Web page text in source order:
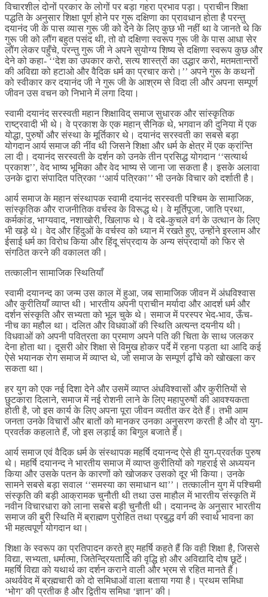
विचारशील दोनों प्रकार के लोगों पर बड़ा गहरा प्रभाव पड़ा। प्राचीन शिक्षा
पद्धति के अनुसार शिक्षा पूर्ण होने पर गुरू दक्षिणा का प्रावधान होता है परन्तु
दयानंद जी के पास व्यास गुरू जी को देने के लिए कुछ भी नहीं था वे जानते थे कि
गुरू जी को लौंग बहुत पसंद थी, तो वो दक्षिणा स्वरूप गुरू जी के पास आधा सेर
लौंग लेकर पहुँचे, परन्तु गुरू जी ने अपने सुयोग्य शिष्य से दक्षिणा स्वरूप कुछ और
देने को कहा- ‘‘देश का उपकार करो, सत्य शास्त्रों का उद्धार करो, मतमतान्तरों
की अविद्या को हटाओ और वैदिक धर्म का प्रचार करो।’’ अपने गुरू के कथनों
को स्वीकार कर दयानंद जी ने गुरू जी के आश्रम से विदा ली और अपना सम्पूर्ण
जीवन उस वचन को निभाने में लगा दिया।
स्वामी दयानंद सरस्वती महान शिक्षाविद् समाज सुधारक और सांस्कृतिक
राष्ट्रवादी भी थे। वे प्रकाश के एक महान् सैनिक थे, भगवान की दुनिया में एक
योद्धा, पुरुषों और संस्था के मूर्तिकार थे। दयानंद सरस्वती का सबसे बड़ा
योगदान आर्य समाज की नींव थी जिसने शिक्षा और धर्म के क्षेत्र में एक क्रांन्ति
ला दी। दयानंद सरस्वती के दर्शन को उनके तीन प्रसिद्ध योगदान ‘‘सत्यार्थ
प्रकाश’’, वेद भाष्य भूमिका और वेद भाष्य से जाना जा सकता है। इसके अलावा
उनके द्वारा संपादित पत्रिका ‘‘आर्य पत्रिका’’ भी उनके विचार को दर्शाती है।
आर्य समाज के महान संस्थापक स्वामी दयानंद सरस्वती पश्चिम के सामाजिक,
सांस्कृतिक और राजनीतिक वर्चस्व के विरूद्ध थे। वे मूर्तिपूजा, जाति प्रथा,
कर्मकांड, भाग्यवाद, नशाखोरी, खिलाफ थे। वे दबे-कुचले वर्ग के उत्थान के लिए
भी खड़े थे। वेद और हिंदुओं के वर्चस्व को ध्यान में रखते हुए, उन्होंने इस्लाम और
ईसाई धर्म का विरोध किया और हिंदू संप्रदाय के अन्य संप्रदायों को फिर से
संगठित करने की वकालत की।
तत्कालीन सामाजिक स्थितियाँ
स्वामी दयानन्द का जन्म उस काल में हुआ, जब सामाजिक जीवन में अंधविश्वास
और कुरीतियाँ व्याप्त थी। भारतीय अपनी प्राचीन मर्यादा और आदर्श धर्म और
दर्शन संस्कृति और सभ्यता को भूल चुके थे। समाज में परस्पर भेद-भाव, ऊँच-
नीच का महौल था। दलित और विधवाओं की स्थिति अत्यन्त दयनीय थी।
विधवाओं को अपनी पवित्रता का प्रमाण अपने पति की चिता के साथ जलकर
देना होता था। दूसरी ओर शिक्षा से विमुख होकर पर्दे में रहना पड़ता था आदि कई
ऐसे भयानक रोग समाज में व्याप्त थे, जो समाज के सम्पूर्ण ढ़ाँचे को खोखला कर
सकता था।
हर युग को एक नई दिशा देने और उसमें व्याप्त अंधविश्वासों और कुरीतियों से
छुटकारा दिलाने, समाज में नई रोशनी लाने के लिए महापुरुषों की आवश्यकता
होती है, जो इस कार्य के लिए अपना पूरा जीवन व्यतीत कर देते हैं। तभी आम
जनता उनके विचारों और बातों को मानकर उनका अनुसरण करती है और वो युग-
प्रवर्तक कहलाते हैं, जो इस लड़ाई का बिगुल बजाते हैं।
आर्य समाज एवं वैदिक धर्म के संस्थापक महर्षि दयानन्द ऐसे ही युग-प्रवर्तक पुरुष
थे। महर्षि दयानन्द ने भारतीय समाज में व्याप्त कुरीतियों को गहराई से अध्ययन
किया और उसके पतन के कारणों को खोजकर उसको दूर भी किया। उनके
सामने सबसे बड़ा सवाल ‘‘समस्या का समाधान था’’। तत्कालीन युग में पश्चिमी
संस्कृति की बड़ी आक्रामक चुनौती थी तथा उस माहौल में भारतीय संस्कृति में
नवीन विचारधारा को लाना सबसे बड़ी चुनौती थी। दयानन्द के अनुसार भारतीय
समाज की बुरी स्थिति में ब्राह्मण पुरोहित तथा प्रबुद्ध वर्ग की स्वार्थ भावना का
भी महत्वपूर्ण योगदान था।
शिक्षा के स्वरूप का प्रतिपादन करते हुए महर्षि कहते हैं कि वही शिक्षा है, जिससे
विद्या, सभ्यता, धर्मात्मा, जितेन्द्रियतादि की वृद्धि हो और अविद्यादि दोष छूटें।
महर्षि विद्या को यथार्थ का दर्शन कराने वाली और भ्रम से रहित मानते हैं।
अथर्ववेद में ब्रह्मचारी को दो समिधाओं वाला बताया गया है। प्रथम समिधा
‘भोग’ की प्रतीक है और द्वितीय समिधा ‘ज्ञान’ की।